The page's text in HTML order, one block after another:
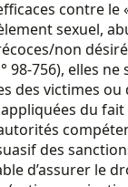
contre le
sexuel,
non
98-756), elles ne
des victimes ou
du fait
des
d’assurer le